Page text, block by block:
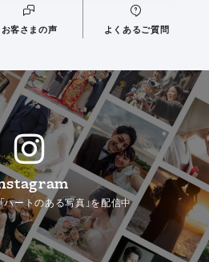
お客さまの声 よくあるご質問
ハートのある写真」を配信中